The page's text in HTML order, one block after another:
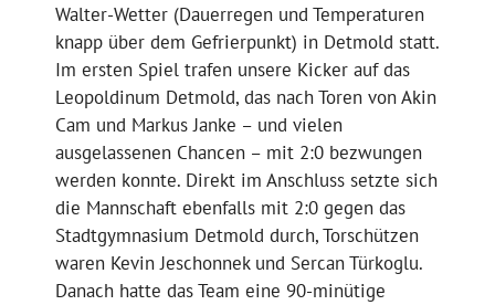
Walter-Wetter (Dauerregen und Temperaturen
knapp über dem Gefrierpunkt) in Detmold statt.
Im ersten Spiel trafen unsere Kicker auf das
Leopoldinum Detmold, das nach Toren von Akin
Cam und Markus Janke – und vielen
ausgelassenen Chancen – mit 2:0 bezwungen
werden konnte. Direkt im Anschluss setzte sich
die Mannschaft ebenfalls mit 2:0 gegen das
Stadtgymnasium Detmold durch, Torschützen
waren Kevin Jeschonnek und Sercan Türkoglu.
Danach hatte das Team eine 90-minütige